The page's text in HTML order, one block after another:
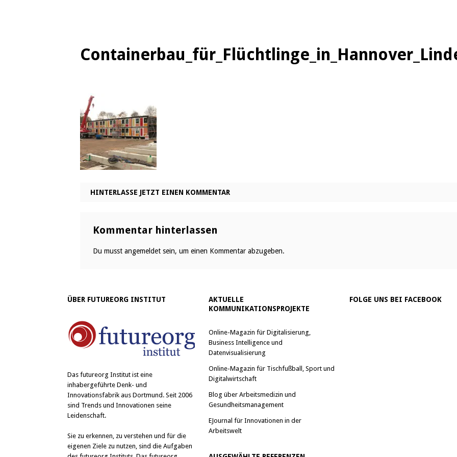
HINTERLASSE JETZT EINEN KOMMENTAR
Kommentar hinterlassen
Du musst angemeldet sein, um einen Kommentar abzugeben.
ÜBER FUTUREORG INSTITUT
Das futureorg Institut ist eine
inhabergeführte Denk- und
Innovationsfabrik aus Dortmund. Seit 2006
sind Trends und Innovationen seine
Leidenschaft.
Sie zu erkennen, zu verstehen und für die
eigenen Ziele zu nutzen, sind die Aufgaben
AKTUELLE
KOMMUNIKATIONSPROJEKTE
Online-Magazin für Digitalisierung,
Business Intelligence und
Datenvisualisierung
Online-Magazin für Tischfußball, Sport und
Digitalwirtschaft
Blog über Arbeitsmedizin und
Gesundheitsmanagement
EJournal für Innovationen in der
Arbeitswelt
FOLGE UNS BEI FACEBOOK